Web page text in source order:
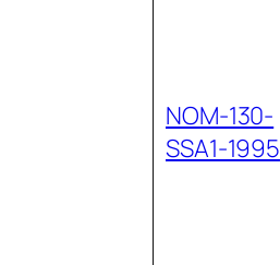
NOM-130-
SSA1-1995